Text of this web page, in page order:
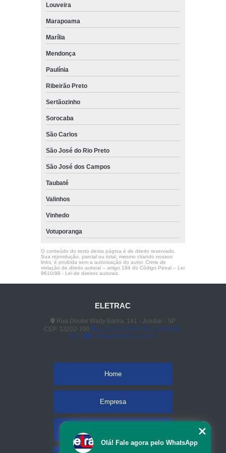
venda de empilhadeira mecânica Juquitiba
venda de empilhadeira 2500 kg Jandira
onde encontro venda de empilhadeira para 1000 kg Embu
venda de empilhadeira manual São Lourenço da Serra
quanto custa venda de empilhadeira para 1000 kg Suzano
onde encontro venda de empilhadeiras semi novas Embu
Louveira
Marapoama
Marília
Mendonça
Paulínia
Ribeirão Preto
Sertãozinho
Sorocaba
São Carlos
São José do Rio Preto
São José dos Campos
Taubaté
Valinhos
Vinhedo
Votuporanga
O conteúdo do texto desta página é de direito reservado.
Sua reprodução, parcial ou total, mesmo citando nossos
links, é proibida sem a autorização do autor. Crime de
violação de direito autoral – artigo 184 do Código Penal – Lei
9610/98 - Lei de direitos autorais.
ELETRAC
Rua Doutor Wady Badra, 141 - Jundiaí - SP
CEP: 13202-790
(11) 4523-3890
(11) 96848-
0413
vendas@eletrac.com.br
Home
Empresa
Olá! Fale agora pelo WhatsApp